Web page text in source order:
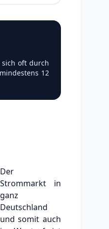
oft durch
12
Der
Strommarkt in
ganz
Deutschland
und somit auch